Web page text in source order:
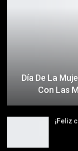
Día De La
Con Las
¡Feliz